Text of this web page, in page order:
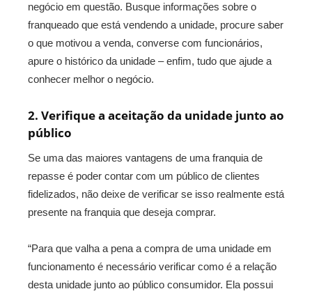
negócio em questão. Busque informações sobre o
franqueado que está vendendo a unidade, procure saber
o que motivou a venda, converse com funcionários,
apure o histórico da unidade – enfim, tudo que ajude a
conhecer melhor o negócio.
2. Verifique a aceitação da unidade junto ao
público
Se uma das maiores vantagens de uma franquia de
repasse é poder contar com um público de clientes
fidelizados, não deixe de verificar se isso realmente está
presente na franquia que deseja comprar.
“Para que valha a pena a compra de uma unidade em
funcionamento é necessário verificar como é a relação
desta unidade junto ao público consumidor. Ela possui